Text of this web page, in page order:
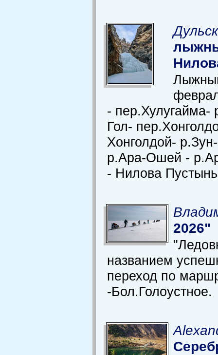
- пер.Хулугайма-
Гол-
Хонголдой-
р.Ара-Ошей -
- Нилова
2026"
названием
переход по
-Бол.Голоустное.